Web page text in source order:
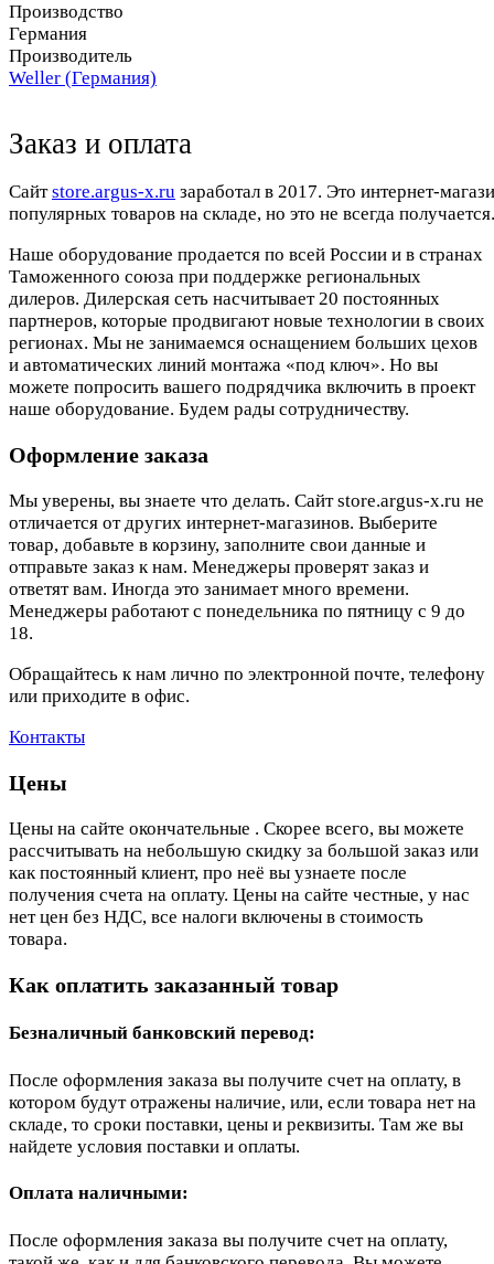
Производство
Германия
Производитель
Weller (Германия)
Заказ и оплата
Cайтstore.argus-x.ru заработал в 2017. Это интернет-
популярных товаров на складе, но это не всегда
Наше оборудование продается по всей России и в странах
Таможенного союза при поддержке региональных
дилеров. Дилерская сеть насчитывает 20 постоянных
партнеров, которые продвигают новые технологии в своих
регионах. Мы не занимаемся оснащением больших цехов
и автоматических линий монтажа «под ключ». Но вы
можете попросить вашего подрядчика включить в проект
наше оборудование. Будем рады сотрудничеству.
Оформление заказа
Мы уверены, вы знаете что делать. Сайт store.argus-x.ru не
отличается от других интернет-магазинов. Выберите
товар, добавьте в корзину, заполните свои данные и
отправьте заказ к нам. Менеджеры проверят заказ и
ответят вам. Иногда это занимает много времени.
Менеджеры работают с понедельника по пятницу с 9 до
18.
Обращайтесь к нам лично по электронной почте, телефону
или приходите в офис.
Контакты
Цены
Цены на сайте окончательные . Скорее всего, вы можете
рассчитывать на небольшую скидку за большой заказ или
как постоянный клиент, про неё вы узнаете после
получения счета на оплату. Цены на сайте честные, у нас
нет цен без НДС, все налоги включены в стоимость
товара.
Как оплатить заказанный товар
Безналичный банковский перевод:
После оформления заказа вы получите счет на оплату, в
котором будут отражены наличие, или, если товара нет на
складе, то сроки поставки, цены и реквизиты. Там же вы
найдете условия поставки и оплаты.
Оплата наличными:
После оформления заказа вы получите счет на оплату,